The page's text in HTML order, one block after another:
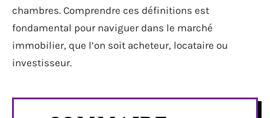
chambres. Comprendre ces définitions est
fondamental pour naviguer dans le marché
immobilier, que l’on soit acheteur, locataire ou
investisseur.